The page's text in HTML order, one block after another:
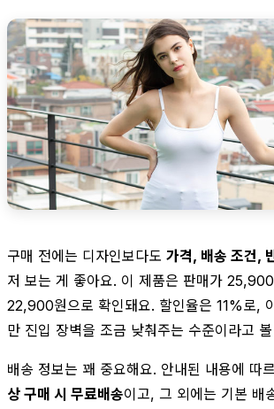
구매 전에는 디자인보다도 가격, 배송 조건,
저 보는 게 좋아요. 이 제품은 판매가
22,900원으로 확인돼요. 할인율은 11%로,
만 진입 장벽을 조금 낮춰주는 수준이라고
배송 정보는 꽤 중요해요. 안내된 내용에 따
상 구매 시 무료배송이고, 그 외에는 기본 배